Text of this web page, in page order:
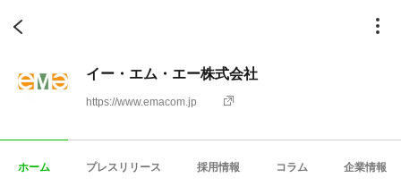
イー・エム・エー株式会社
https://www.emacom.jp
ホーム プレスリリース 採用情報 コラム 企業情報